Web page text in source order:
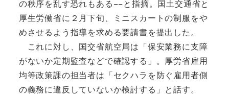
の秩序を乱す恐れもある−−と指摘。国土交通省と
厚生労働省に２月下旬、ミニスカートの制服をや
めさせるよう指導を求める要請書を提出した。
これに対し、国交省航空局は「保安業務に支障
がないか定期監査などで確認する」。厚労省雇用
均等政策課の担当者は「セクハラを防ぐ雇用者側
の義務に違反していないか検討する」と話す。